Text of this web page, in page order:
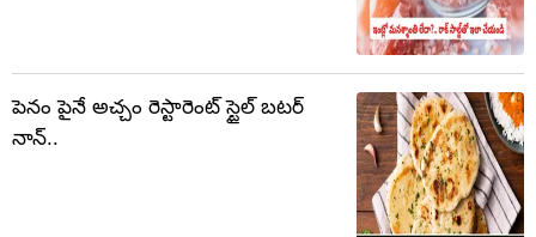
పెనం పైనే అచ్చం రెస్టారెంట్ స్టైల్ బటర్
నాన్..